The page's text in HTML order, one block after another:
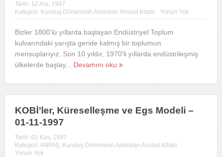
Tarih: 12 Ara, 1997
Kategori: Kuruluş Döneminin Ardından Ansiad Kitabı Yorum Yok
Bizler 1800’lü yıllarda başlayan Endüstriyel Toplum
kulvarındaki yarışta geride kalmış bir toplumun
mensuplarıyız. Son 10 yıldır, 1970’li yıllarda endüstrileşmiş
ülkelerde başlay... Devamını oku
KOBİ’ler, Küreselleşme ve Egs Modeli –
01-11-1997
Tarih: 01 Kas, 1997
Kategori: ANFAŞ Kuruluş Döneminin Ardından Ansiad Kitabı
Yorum Yok